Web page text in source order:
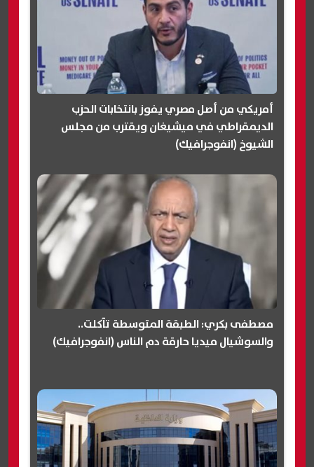
أمريكي من أصل مصري يفوز بانتخابات الحزب
الديمقراطي في ميشيغان ويقترب من مجلس
الشيوخ (انفوجرافيك)
مصطفى بكري: الطبقة المتوسطة تآكلت..
والسوشيال ميديا حارقة دم الناس (انفوجرافيك)